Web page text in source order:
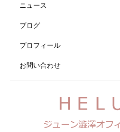
ニュース
ブログ
プロフィール
お問い合わせ